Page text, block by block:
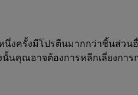
นึ่งครั้งมีโปรตีนมากกว่าชิ้นส่วน
นคุณอาจต้องการหลีกเลี่ยงการ